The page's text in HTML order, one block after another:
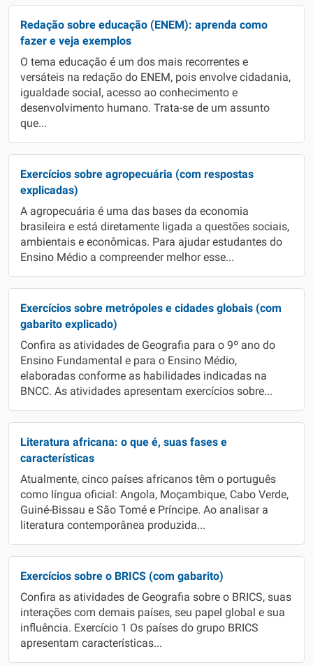
Redação sobre educação (ENEM): aprenda como
fazer e veja exemplos
O tema educação é um dos mais recorrentes e
versáteis na redação do ENEM, pois envolve cidadania,
igualdade social, acesso ao conhecimento e
desenvolvimento humano. Trata-se de um assunto
que...
Exercícios sobre agropecuária (com respostas
explicadas)
A agropecuária é uma das bases da economia
brasileira e está diretamente ligada a questões sociais,
ambientais e econômicas. Para ajudar estudantes do
Ensino Médio a compreender melhor esse...
Exercícios sobre metrópoles e cidades globais (com
gabarito explicado)
Confira as atividades de Geografia para o 9º ano do
Ensino Fundamental e para o Ensino Médio,
elaboradas conforme as habilidades indicadas na
BNCC. As atividades apresentam exercícios sobre...
Literatura africana: o que é, suas fases e
características
Atualmente, cinco países africanos têm o português
como língua oficial: Angola, Moçambique, Cabo Verde,
Guiné-Bissau e São Tomé e Príncipe. Ao analisar a
literatura contemporânea produzida...
Exercícios sobre o BRICS (com gabarito)
Confira as atividades de Geografia sobre o BRICS, suas
interações com demais países, seu papel global e sua
influência. Exercício 1 Os países do grupo BRICS
apresentam características...